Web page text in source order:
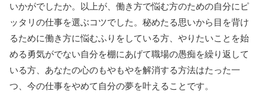
いかがでしたか。以上が、働き方で悩む方のための自分にピ
ッタリの仕事を選ぶコツでした。秘めたる思いから目を背け
るために働き方に悩むふりをしている方、やりたいことを始
める勇気がでない自分を棚にあげて職場の愚痴を繰り返して
いる方、あなたの心のもやもやを解消する方法はたった一
つ、今の仕事をやめて自分の夢を叶えることです。